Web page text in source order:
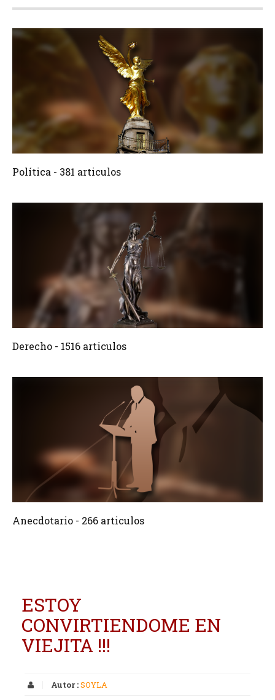
381 Articulos
Política - 381 articulos
Crear 1516 Articulos
Derecho - 1516 articulos
Crear 266 Articulos
Anecdotario - 266 articulos
ESTOY
CONVIRTIENDOME EN
VIEJITA !!!
Autor :SOYLA